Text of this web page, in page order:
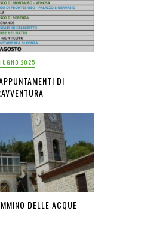
2025
DI
DELLE ACQUE